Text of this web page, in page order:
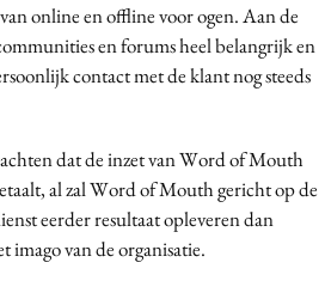
online en offline voor ogen. Aan de
en forums heel belangrijk en
contact met de klant nog steeds
dat de inzet van Word of Mouth
al zal Word of Mouth gericht op de
eerder resultaat opleveren dan
imago van de organisatie.